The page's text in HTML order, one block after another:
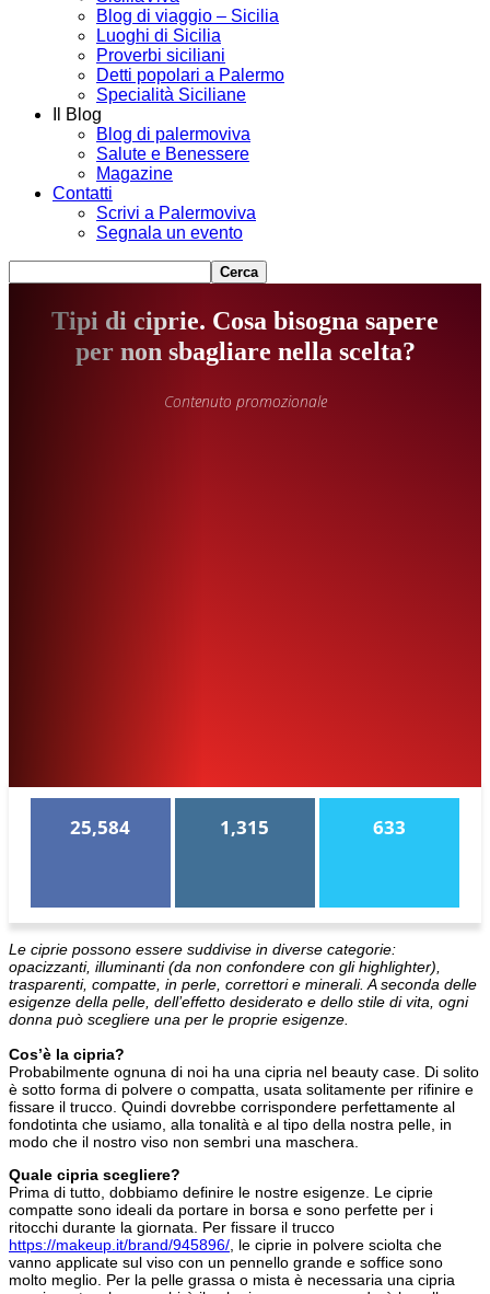
Blog di viaggio – Sicilia
Luoghi di Sicilia
Proverbi siciliani
Detti popolari a Palermo
Specialità Siciliane
Il Blog
Blog di palermoviva
Salute e Benessere
Magazine
Contatti
Scrivi a Palermoviva
Segnala un evento
Tipi di ciprie. Cosa bisogna sapere
per non sbagliare nella scelta?
Contenuto promozionale
25,584 1,315 633
Le ciprie possono essere suddivise in diverse categorie:
opacizzanti, illuminanti (da non confondere con gli highlighter),
trasparenti, compatte, in perle, correttori e minerali. A seconda delle
esigenze della pelle, dell’effetto desiderato e dello stile di vita, ogni
donna può scegliere una per le proprie esigenze.
Cos’è la cipria?
Probabilmente ognuna di noi ha una cipria nel beauty case. Di solito
è sotto forma di polvere o compatta, usata solitamente per rifinire e
fissare il trucco. Quindi dovrebbe corrispondere perfettamente al
fondotinta che usiamo, alla tonalità e al tipo della nostra pelle, in
modo che il nostro viso non sembri una maschera.
Quale cipria scegliere?
Prima di tutto, dobbiamo definire le nostre esigenze. Le ciprie
compatte sono ideali da portare in borsa e sono perfette per i
ritocchi durante la giornata. Per fissare il trucco
https://makeup.it/brand/945896/ , le ciprie in polvere sciolta che
vanno applicate sul viso con un pennello grande e soffice sono
molto meglio. Per la pelle grassa o mista è necessaria una cipria